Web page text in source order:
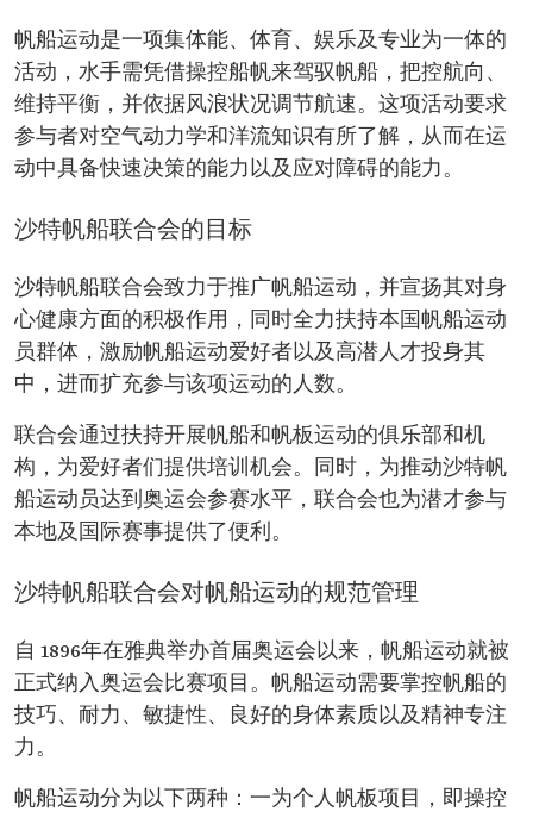
帆船运动是一项集体能、体育、娱乐及专业为一体的
活动，水手需凭借操控船帆来驾驭帆船，把控航向、
维持平衡，并依据风浪状况调节航速。这项活动要求
参与者对空气动力学和洋流知识有所了解，从而在运
动中具备快速决策的能力以及应对障碍的能力。
沙特帆船联合会的目标
沙特帆船联合会致力于推广帆船运动，并宣扬其对身
心健康方面的积极作用，同时全力扶持本国帆船运动
员群体，激励帆船运动爱好者以及高潜人才投身其
中，进而扩充参与该项运动的人数。
联合会通过扶持开展帆船和帆板运动的俱乐部和机
构，为爱好者们提供培训机会。同时，为推动沙特帆
船运动员达到奥运会参赛水平，联合会也为潜才参与
本地及国际赛事提供了便利。
沙特帆船联合会对帆船运动的规范管理
自 1896年在雅典举办首届奥运会以来，帆船运动就被
正式纳入奥运会比赛项目。帆船运动需要掌控帆船的
技巧、耐力、敏捷性、良好的身体素质以及精神专注
力。
帆船运动分为以下两种：一为个人帆板项目，即操控